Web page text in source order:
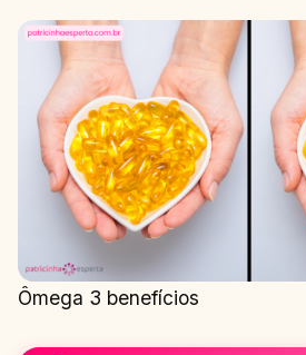
Ômega 3 benefícios